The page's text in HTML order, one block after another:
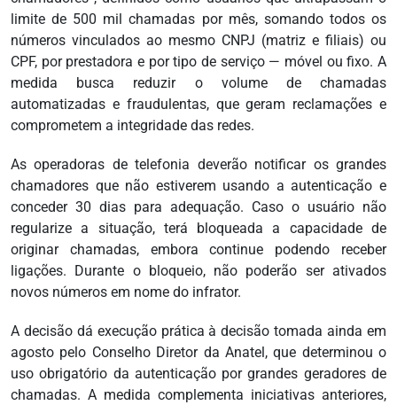
limite de 500 mil chamadas por mês, somando todos os
números vinculados ao mesmo CNPJ (matriz e filiais) ou
CPF, por prestadora e por tipo de serviço — móvel ou fixo. A
medida busca reduzir o volume de chamadas
automatizadas e fraudulentas, que geram reclamações e
comprometem a integridade das redes.
As operadoras de telefonia deverão notificar os grandes
chamadores que não estiverem usando a autenticação e
conceder 30 dias para adequação. Caso o usuário não
regularize a situação, terá bloqueada a capacidade de
originar chamadas, embora continue podendo receber
ligações. Durante o bloqueio, não poderão ser ativados
novos números em nome do infrator.
A decisão dá execução prática à decisão tomada ainda em
agosto pelo Conselho Diretor da Anatel, que determinou o
uso obrigatório da autenticação por grandes geradores de
chamadas. A medida complementa iniciativas anteriores,